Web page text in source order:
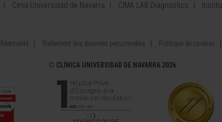
Cima Universidad de Navarra CIMA LAB Diagnostics
Traitement des données personnelles Politique de cookies
© CLÍNICA UNIVERSIDAD DE NAVARRA 2026